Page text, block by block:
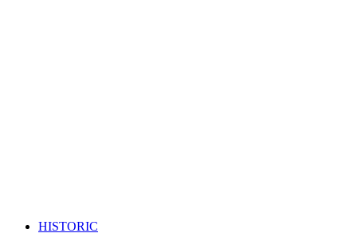
HISTORIC